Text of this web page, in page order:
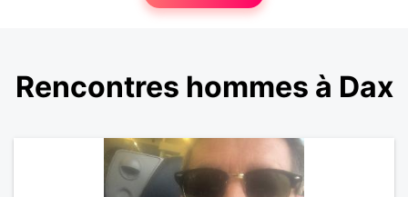
Rencontres hommes à Dax